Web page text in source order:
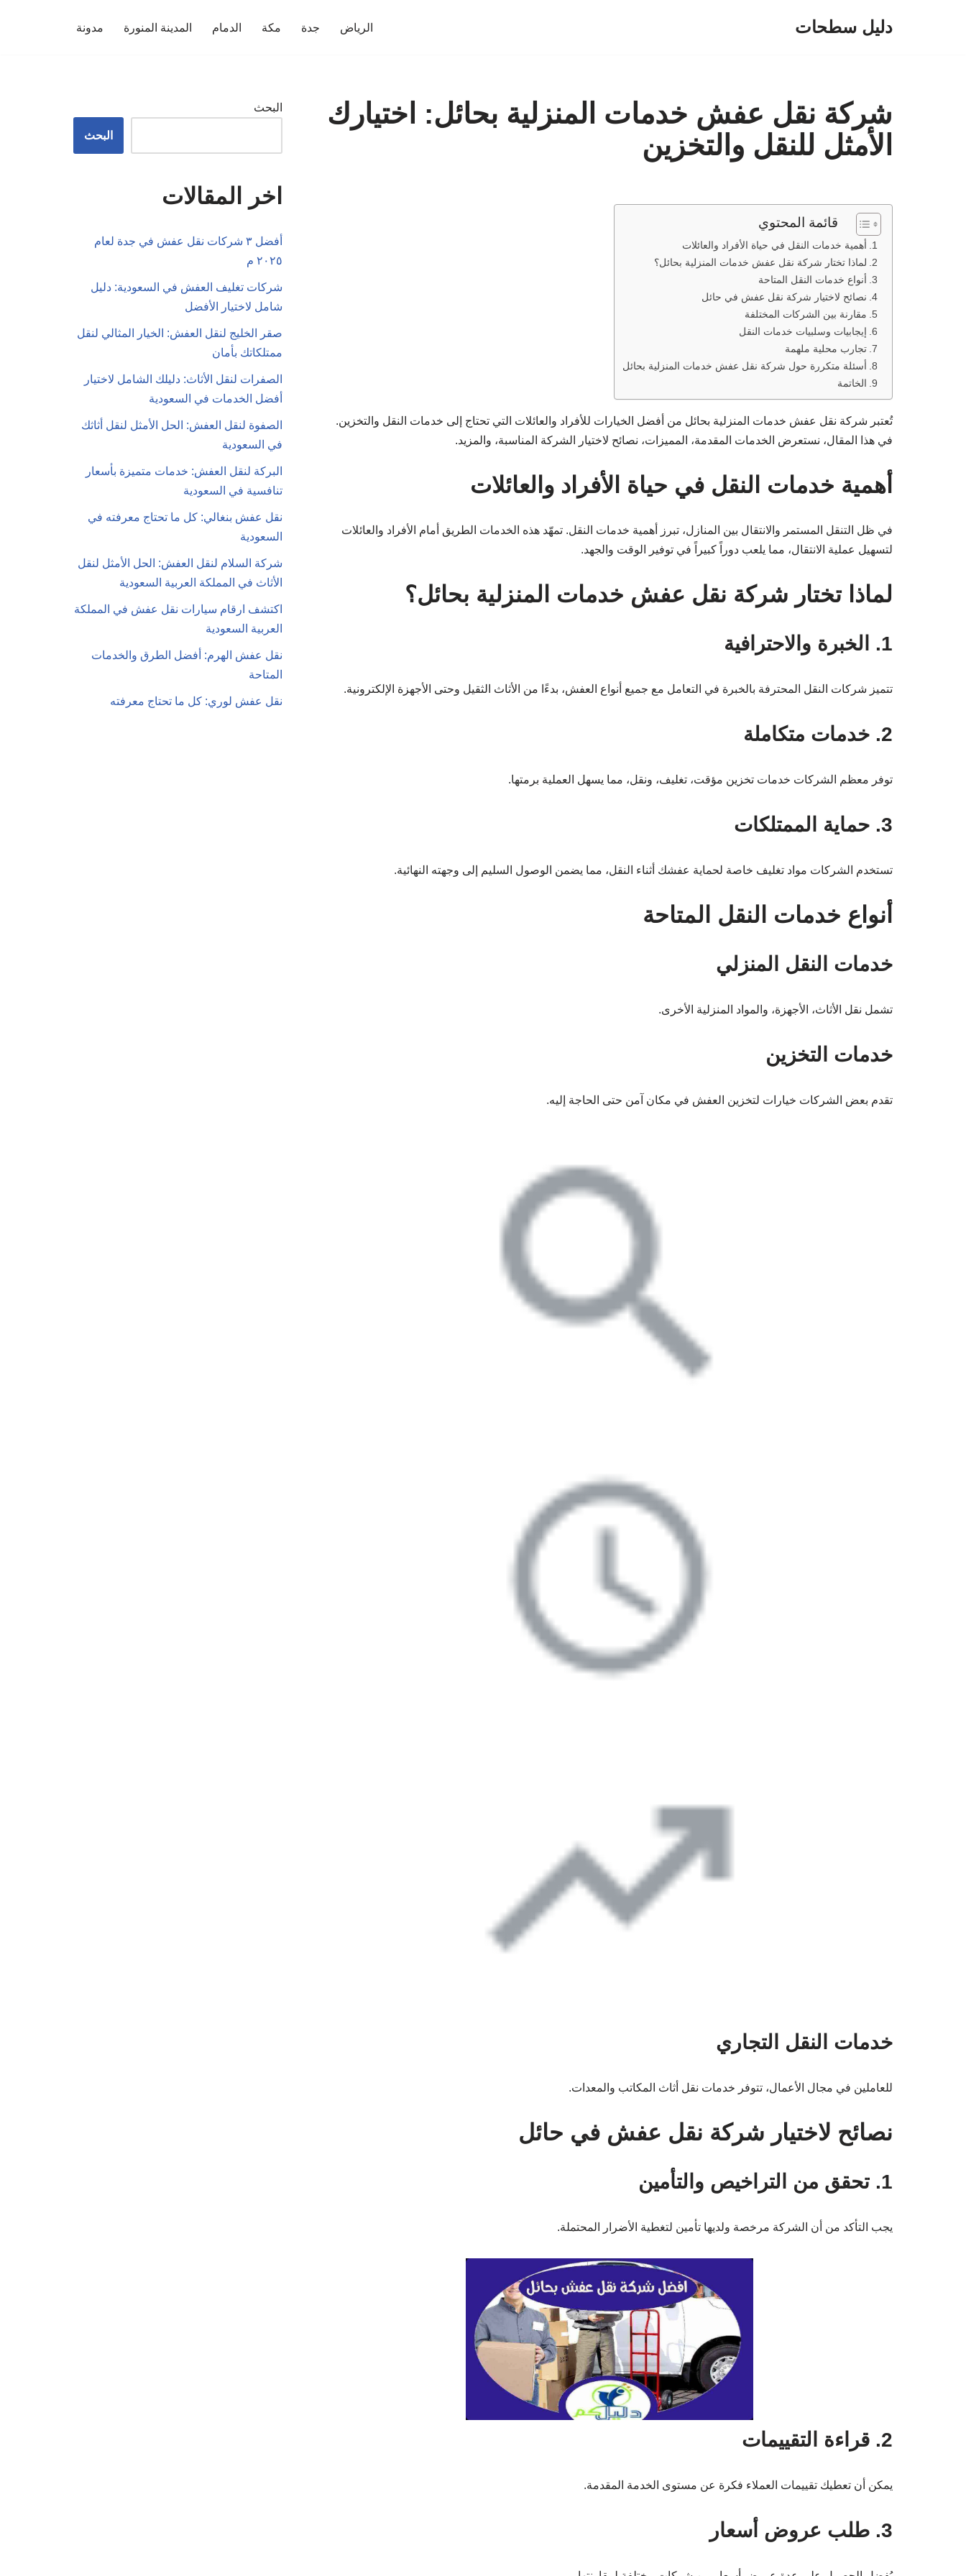
دليل سطحات الرياض جدة مكة الدمام المدينة المنورة مدونة
شركة نقل عفش خدمات المنزلية بحائل: اختيارك
الأمثل للنقل والتخزين
قائمة المحتوي
أهمية خدمات النقل في حياة الأفراد والعائلات
لماذا تختار شركة نقل عفش خدمات المنزلية بحائل؟
أنواع خدمات النقل المتاحة
نصائح لاختيار شركة نقل عفش في حائل
مقارنة بين الشركات المختلفة
إيجابيات وسلبيات خدمات النقل
تجارب محلية ملهمة
أسئلة متكررة حول شركة نقل عفش خدمات المنزلية بحائل
الخاتمة
تُعتبر شركة نقل عفش خدمات المنزلية بحائل من أفضل الخيارات للأفراد والعائلات التي تحتاج إلى خدمات النقل والتخزين.
في هذا المقال، نستعرض الخدمات المقدمة، المميزات، نصائح لاختيار الشركة المناسبة، والمزيد.
أهمية خدمات النقل في حياة الأفراد والعائلات
في ظل التنقل المستمر والانتقال بين المنازل، تبرز أهمية خدمات النقل. تمهّد هذه الخدمات الطريق أمام الأفراد والعائلات
لتسهيل عملية الانتقال، مما يلعب دوراً كبيراً في توفير الوقت والجهد.
لماذا تختار شركة نقل عفش خدمات المنزلية بحائل؟
1. الخبرة والاحترافية
تتميز شركات النقل المحترفة بالخبرة في التعامل مع جميع أنواع العفش، بدءًا من الأثاث الثقيل وحتى الأجهزة الإلكترونية.
2. خدمات متكاملة
توفر معظم الشركات خدمات تخزين مؤقت، تغليف، ونقل، مما يسهل العملية برمتها.
3. حماية الممتلكات
تستخدم الشركات مواد تغليف خاصة لحماية عفشك أثناء النقل، مما يضمن الوصول السليم إلى وجهته النهائية.
أنواع خدمات النقل المتاحة
خدمات النقل المنزلي
تشمل نقل الأثاث، الأجهزة، والمواد المنزلية الأخرى.
خدمات التخزين
تقدم بعض الشركات خيارات لتخزين العفش في مكان آمن حتى الحاجة إليه.
خدمات النقل التجاري
للعاملين في مجال الأعمال، تتوفر خدمات نقل أثاث المكاتب والمعدات.
نصائح لاختيار شركة نقل عفش في حائل
1. تحقق من التراخيص والتأمين
يجب التأكد من أن الشركة مرخصة ولديها تأمين لتغطية الأضرار المحتملة.
2. قراءة التقييمات
يمكن أن تعطيك تقييمات العملاء فكرة عن مستوى الخدمة المقدمة.
3. طلب عروض أسعار
البحث
البحث
اخر المقالات
أفضل ٣ شركات نقل عفش في جدة لعام
٢٠٢٥ م
شركات تغليف العفش في السعودية: دليل
شامل لاختيار الأفضل
صقر الخليج لنقل العفش: الخيار المثالي لنقل
ممتلكاتك بأمان
الصفرات لنقل الأثاث: دليلك الشامل لاختيار
أفضل الخدمات في السعودية
الصفوة لنقل العفش: الحل الأمثل لنقل أثاثك
في السعودية
البركة لنقل العفش: خدمات متميزة بأسعار
تنافسية في السعودية
نقل عفش بنغالي: كل ما تحتاج معرفته في
السعودية
شركة السلام لنقل العفش: الحل الأمثل لنقل
الأثاث في المملكة العربية السعودية
اكتشف ارقام سيارات نقل عفش في المملكة
العربية السعودية
نقل عفش الهرم: أفضل الطرق والخدمات
المتاحة
نقل عفش لوري: كل ما تحتاج معرفته